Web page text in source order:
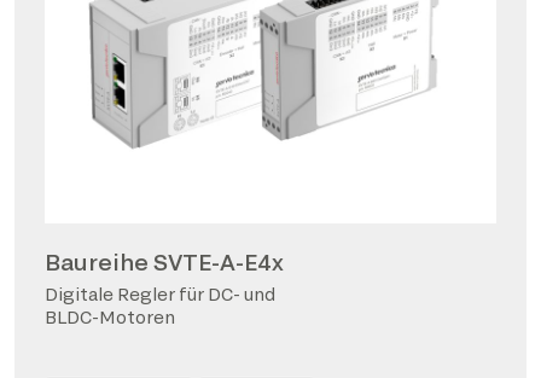
Baureihe SVTE-A-E4x
Digitale Regler für DC- und
BLDC-Motoren